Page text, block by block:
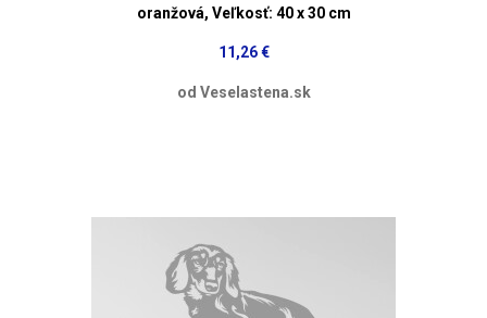
oranžová, Veľkosť: 40 x 30 cm
11,26 €
od Veselastena.sk